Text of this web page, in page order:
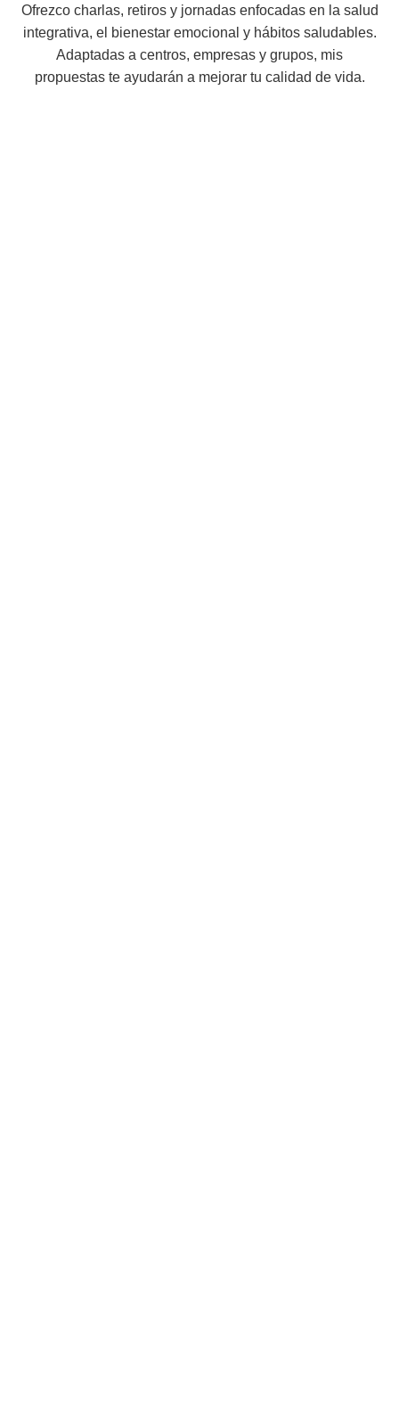
Ofrezco charlas, retiros y jornadas enfocadas en la salud
integrativa, el bienestar emocional y hábitos saludables.
Adaptadas a centros, empresas y grupos, mis
propuestas te ayudarán a mejorar tu calidad de vida.